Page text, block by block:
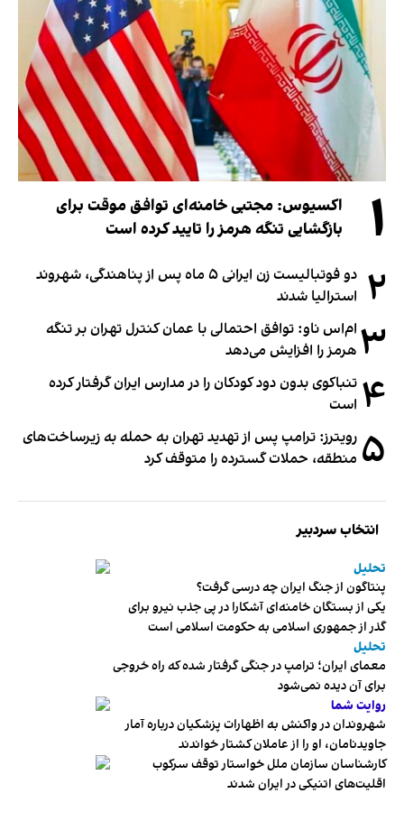
۱
اکسیوس: مجتبی خامنه‌ای توافق موقت برای
بازگشایی تنگه هرمز را تایید کرده است
۲
دو فوتبالیست زن ایرانی ۵ ماه پس از پناهندگی، شهروند
استرالیا شدند
۳ ام‌اس ناو: توافق احتمالی با عمان کنترل تهران بر تنگه
هرمز را افزایش می‌دهد
۴ تنباکوی بدون دود کودکان را در مدارس ایران گرفتار کرده
است
۵ رویترز: ترامپ پس از تهدید تهران به حمله به زیرساخت‌های
منطقه، حملات گسترده را متوقف کرد
انتخاب سردبیر
تحلیل
پنتاگون از جنگ ایران چه درسی گرفت؟
یکی از بستگان خامنه‌ای آشکارا در پی جذب نیرو برای
گذر از جمهوری اسلامی به حکومت اسلامی است
تحلیل
معمای ایران؛ ترامپ در جنگی گرفتار شده که راه خروجی
برای آن دیده نمی‌شود
روایت شما
شهروندان در واکنش به اظهارات پزشکیان درباره آمار
جاویدنامان، او را از عاملان کشتار خواندند
کارشناسان سازمان ملل خواستار توقف سرکوب
اقلیت‌های اتنیکی در ایران شدند